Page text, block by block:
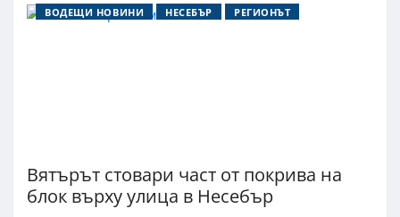
ВОДЕЩИ НОВИНИ НЕСЕБЪР РЕГИОНЪТ
Вятърът стовари част от покрива на
блок върху улица в Несебър